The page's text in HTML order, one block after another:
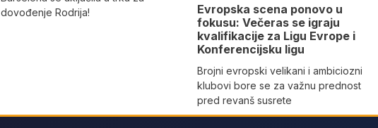
dovođenje Rodrija!
Evropska scena ponovo u
fokusu: Večeras se igraju
kvalifikacije za Ligu Evrope i
Konferencijsku ligu
Brojni evropski velikani i ambiciozni
klubovi bore se za važnu prednost
pred revanš susrete